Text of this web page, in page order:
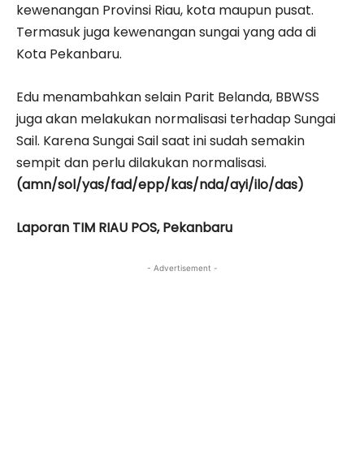
kewenangan Provinsi Riau, kota maupun pusat.
Termasuk juga kewenangan sungai yang ada di
Kota Pekanbaru.
Edu menambahkan selain Parit Belanda, BBWSS
juga akan melakukan normalisasi terhadap Sungai
Sail. Karena Sungai Sail saat ini sudah semakin
sempit dan perlu dilakukan normalisasi.
(amn/sol/yas/fad/epp/kas/nda/ayi/ilo/das)
Laporan TIM RIAU POS, Pekanbaru
- Advertisement -